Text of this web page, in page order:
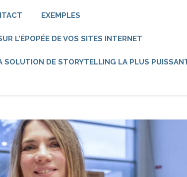
EXEMPLES
L’ÉPOPÉE DE VOS SITES INTERNET
SOLUTION DE STORYTELLING LA PLUS